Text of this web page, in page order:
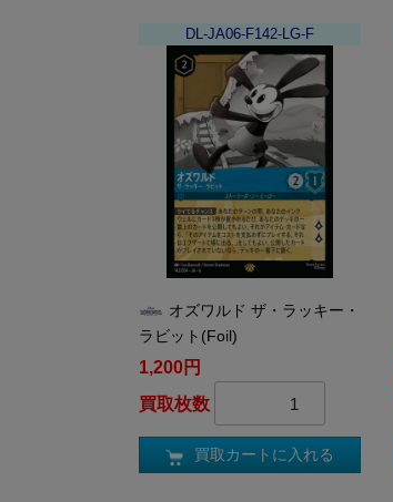
DL-JA06-F142-LG-F
オズワルド ザ・ラッキー・
ラビット(Foil)
1,200円
買取枚数
買取カートに入れる